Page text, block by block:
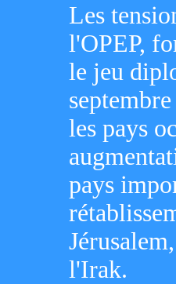
Les
l'OPEP,
le jeu
les pays
pays
l'Irak.